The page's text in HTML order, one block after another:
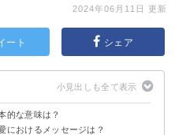
2024年06月11日 更新
ート シェア
的な意味は？
におけるメッセージは？